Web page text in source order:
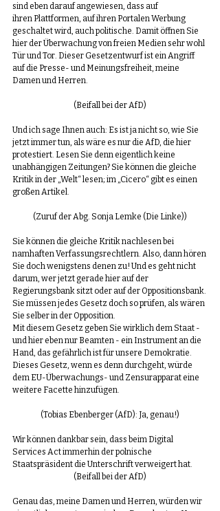
sind eben darauf angewiesen, dass auf
ihren Plattformen, auf ihren Portalen Werbung
geschaltet wird, auch politische. Damit öffnen Sie
hier der Überwachung von freien Medien sehr wohl
Tür und Tor. Dieser Gesetzentwurf ist ein Angriff
auf die Presse- und Meinungsfreiheit, meine
Damen und Herren.
(Beifall bei der AfD)
Und ich sage Ihnen auch: Es ist ja nicht so, wie Sie
jetzt immer tun, als wäre es nur die AfD, die hier
protestiert. Lesen Sie denn eigentlich keine
unabhängigen Zeitungen? Sie können die gleiche
Kritik in der „Welt“ lesen; im „Cicero“ gibt es einen
großen Artikel.
(Zuruf der Abg. Sonja Lemke (Die Linke))
Sie können die gleiche Kritik nachlesen bei
namhaften Verfassungsrechtlern. Also, dann hören
Sie doch wenigstens denen zu! Und es geht nicht
darum, wer jetzt gerade hier auf der
Regierungsbank sitzt oder auf der Oppositionsbank.
Sie müssen jedes Gesetz doch so prüfen, als wären
Sie selber in der Opposition.
Mit diesem Gesetz geben Sie wirklich dem Staat -
und hier eben nur Beamten - ein Instrument an die
Hand, das gefährlich ist für unsere Demokratie.
Dieses Gesetz, wenn es denn durchgeht, würde
dem EU-Überwachungs- und Zensurapparat eine
weitere Facette hinzufügen.
(Tobias Ebenberger (AfD): Ja, genau!)
Wir können dankbar sein, dass beim Digital
Services Act immerhin der polnische
Staatspräsident die Unterschrift verweigert hat.
(Beifall bei der AfD)
Genau das, meine Damen und Herren, würden wir